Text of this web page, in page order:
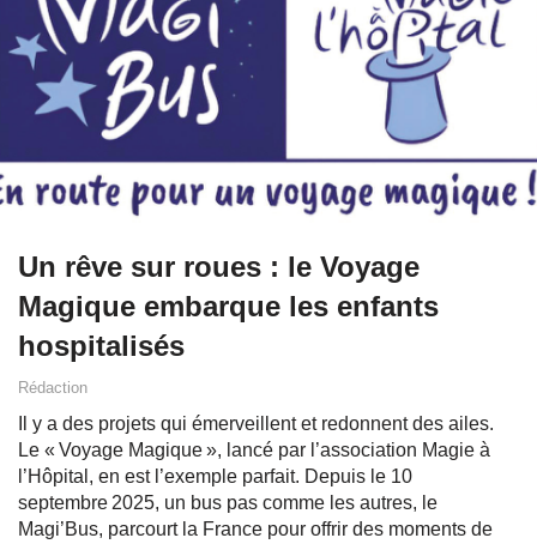
Un rêve sur roues : le Voyage
Magique embarque les enfants
hospitalisés
Rédaction
Il y a des projets qui émerveillent et redonnent des ailes.
Le « Voyage Magique », lancé par l’association Magie à
l’Hôpital, en est l’exemple parfait. Depuis le 10
septembre 2025, un bus pas comme les autres, le
Magi’Bus, parcourt la France pour offrir des moments de